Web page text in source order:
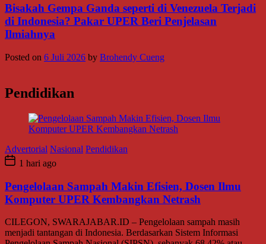
Bisakah Gempa Ganda seperti di Venezuela Terjadi
di Indonesia? Pakar UPER Beri Penjelasan
Ilmiahnya
Posted on 6 Juli 2026 by Brohendy Cueng
Pendidikan
Advertorial Nasional Pendidikan
1 hari ago
Pengelolaan Sampah Makin Efisien, Dosen Ilmu
Komputer UPER Kembangkan Netrash
CILEGON, SWARAJABAR.ID – Pengelolaan sampah masih
menjadi tantangan di Indonesia. Berdasarkan Sistem Informasi